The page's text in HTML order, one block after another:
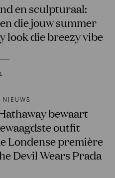
en sculpturaal:
die jouw summer
look die breezy vibe
NIEUWS
bewaart
outfit
Londense première
Devil Wears Prada